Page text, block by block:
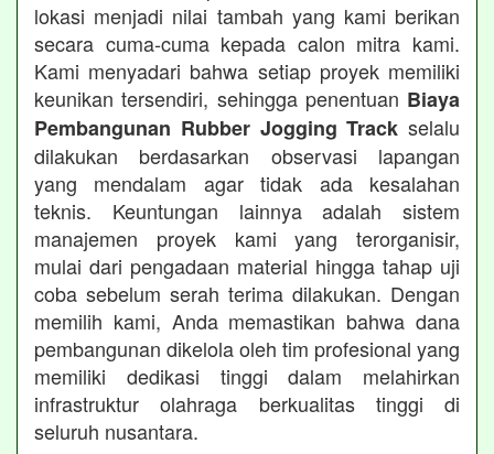
lokasi menjadi nilai tambah yang kami berikan
secara cuma-cuma kepada calon mitra kami.
Kami menyadari bahwa setiap proyek memiliki
keunikan tersendiri, sehingga penentuan Biaya
Pembangunan Rubber Jogging Track selalu
dilakukan berdasarkan observasi lapangan
yang mendalam agar tidak ada kesalahan
teknis. Keuntungan lainnya adalah sistem
manajemen proyek kami yang terorganisir,
mulai dari pengadaan material hingga tahap uji
coba sebelum serah terima dilakukan. Dengan
memilih kami, Anda memastikan bahwa dana
pembangunan dikelola oleh tim profesional yang
memiliki dedikasi tinggi dalam melahirkan
infrastruktur olahraga berkualitas tinggi di
seluruh nusantara.